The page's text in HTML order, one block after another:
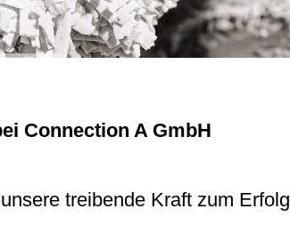
Connection A GmbH
treibende Kraft zum Erfolg